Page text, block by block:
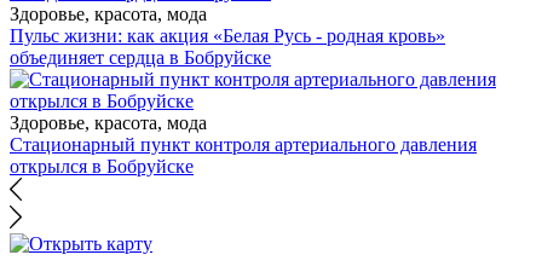
Здоровье, красота, мода
Пульс жизни: как акция «Белая Русь - родная кровь»
объединяет сердца в Бобруйске
Здоровье, красота, мода
Стационарный пункт контроля артериального давления
открылся в Бобруйске